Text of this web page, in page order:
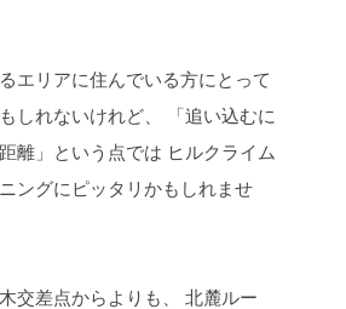
エリアに住んでいる方にとって
しれないけれど、
「追い込むに
離」という点では ヒルクライム
ングにピッタリかもしれませ
交差点からよりも、
北麓ルー